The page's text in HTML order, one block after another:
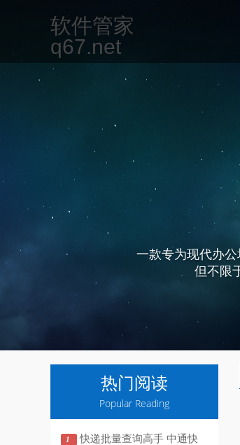
一款专为现代办
但不限
软件管家
q67.net
热门阅读
Popular Reading
1
快递批量查询高手 中通快